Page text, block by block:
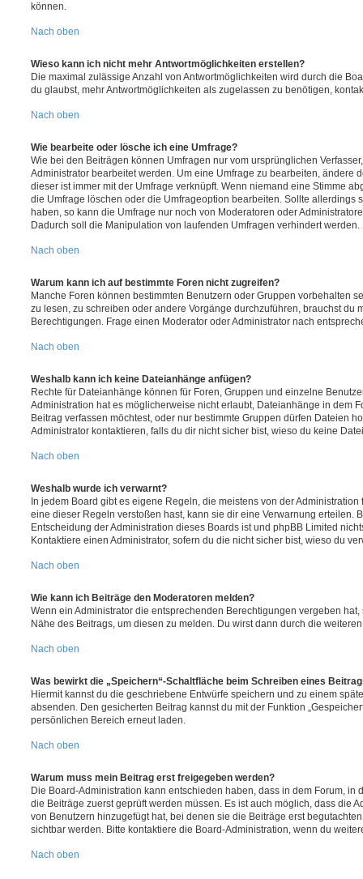
können.
Nach oben
Wieso kann ich nicht mehr Antwortmöglichkeiten erstellen?
Die maximal zulässige Anzahl von Antwortmöglichkeiten wird durch die
du glaubst, mehr Antwortmöglichkeiten als zugelassen zu benötigen,
Nach oben
Wie bearbeite oder lösche ich eine Umfrage?
Wie bei den Beiträgen können Umfragen nur vom ursprünglichen
Administrator bearbeitet werden. Um eine Umfrage zu bearbeiten, ändere
dieser ist immer mit der Umfrage verknüpft. Wenn niemand eine Stimme
die Umfrage löschen oder die Umfrageoption bearbeiten. Sollte allerdings
haben, so kann die Umfrage nur noch von Moderatoren oder
Dadurch soll die Manipulation von laufenden Umfragen verhindert werden.
Nach oben
Warum kann ich auf bestimmte Foren nicht zugreifen?
Manche Foren können bestimmten Benutzern oder Gruppen vorbehalten
zu lesen, zu schreiben oder andere Vorgänge durchzuführen, brauchst du
Berechtigungen. Frage einen Moderator oder Administrator nach
Nach oben
Weshalb kann ich keine Dateianhänge anfügen?
Rechte für Dateianhänge können für Foren, Gruppen und einzelne
Administration hat es möglicherweise nicht erlaubt, Dateianhänge in dem
Beitrag verfassen möchtest, oder nur bestimmte Gruppen dürfen Dateien
Administrator kontaktieren, falls du dir nicht sicher bist, wieso du keine
Nach oben
Weshalb wurde ich verwarnt?
In jedem Board gibt es eigene Regeln, die meistens von der
eine dieser Regeln verstoßen hast, kann sie dir eine Verwarnung erteilen.
Entscheidung der Administration dieses Boards ist und phpBB Limited
Kontaktiere einen Administrator, sofern du die nicht sicher bist, wieso du
Nach oben
Wie kann ich Beiträge den Moderatoren melden?
Wenn ein Administrator die entsprechenden Berechtigungen vergeben
Nähe des Beitrags, um diesen zu melden. Du wirst dann durch die
Nach oben
Was bewirkt die „Speichern“-Schaltfläche beim Schreiben eines
Hiermit kannst du die geschriebene Entwürfe speichern und zu einem
absenden. Den gesicherten Beitrag kannst du mit der Funktion
persönlichen Bereich erneut laden.
Nach oben
Warum muss mein Beitrag erst freigegeben werden?
Die Board-Administration kann entschieden haben, dass in dem Forum, in
die Beiträge zuerst geprüft werden müssen. Es ist auch möglich, dass die
von Benutzern hinzugefügt hat, bei denen sie die Beiträge erst
sichtbar werden. Bitte kontaktiere die Board-Administration, wenn du
Nach oben